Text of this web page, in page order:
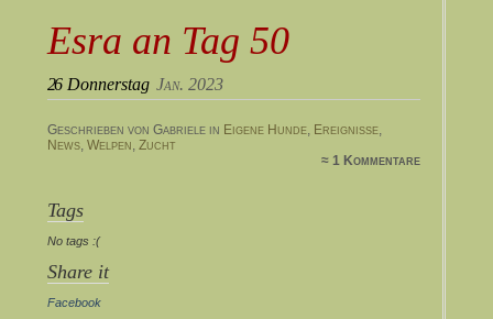
Esra an Tag 50
26 Donnerstag Jan. 2023
Geschrieben von Gabriele in Eigene Hunde, Ereignisse,
News, Welpen, Zucht
≈ 1 Kommentare
Tags
No tags :(
Share it
Facebook